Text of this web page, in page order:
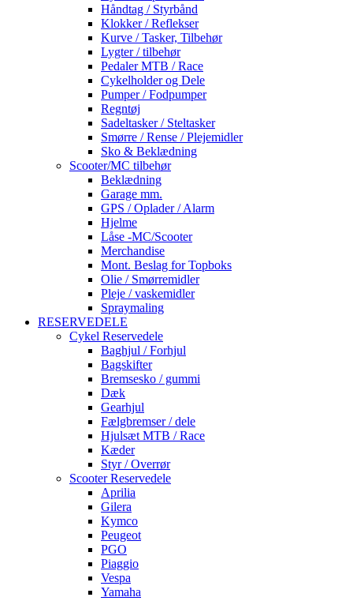
Håndtag / Styrbånd
Klokker / Reflekser
Kurve / Tasker, Tilbehør
Lygter / tilbehør
Pedaler MTB / Race
Cykelholder og Dele
Pumper / Fodpumper
Regntøj
Sadeltasker / Steltasker
Smørre / Rense / Plejemidler
Sko & Beklædning
Scooter/MC tilbehør
Beklædning
Garage mm.
GPS / Oplader / Alarm
Hjelme
Låse -MC/Scooter
Merchandise
Mont. Beslag for Topboks
Olie / Smørremidler
Pleje / vaskemidler
Spraymaling
RESERVEDELE
Cykel Reservedele
Baghjul / Forhjul
Bagskifter
Bremsesko / gummi
Dæk
Gearhjul
Fælgbremser / dele
Hjulsæt MTB / Race
Kæder
Styr / Overrør
Scooter Reservedele
Aprilia
Gilera
Kymco
Peugeot
PGO
Piaggio
Vespa
Yamaha